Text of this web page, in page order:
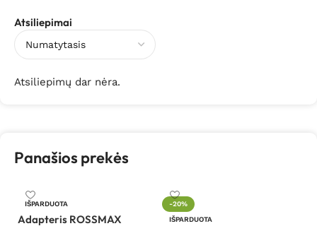
Atsiliepimai
Atsiliepimų dar nėra.
Panašios prekės
IŠPARDUOTA
Adapteris ROSSMAX
-20%
IŠPARDUOTA